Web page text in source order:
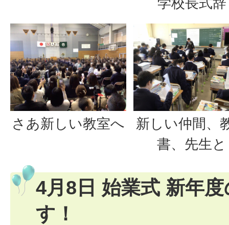
さあ新しい教室へ
新しい仲間、
書、先生と
4月8日 始業式 新年
す！